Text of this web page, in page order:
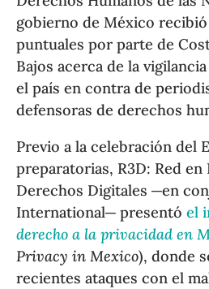
gobierno de México
puntuales por parte de
Bajos acerca de la
el país en contra de
defensoras de derechos
Previo a la celebración del
preparatorias, R3D: Red en
Derechos Digitales ─en
International─ presentóel
derecho a la privacidad en
Privacy in Mexico), donde
recientes ataques con el